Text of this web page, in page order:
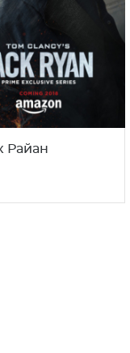
Райан